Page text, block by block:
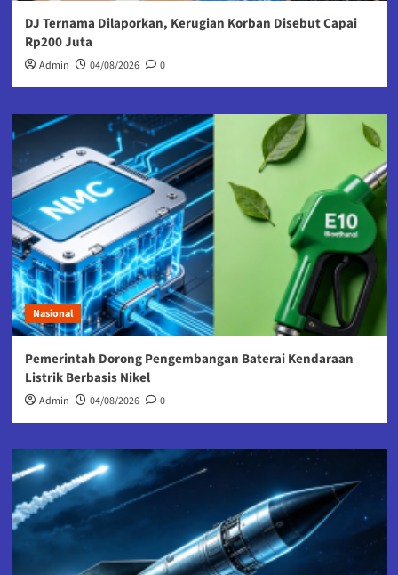
DJ Ternama Dilaporkan, Kerugian Korban Disebut Capai
Rp200 Juta
Admin 04/08/2026 0
Nasional
Pemerintah Dorong Pengembangan Baterai Kendaraan
Listrik Berbasis Nikel
Admin 04/08/2026 0